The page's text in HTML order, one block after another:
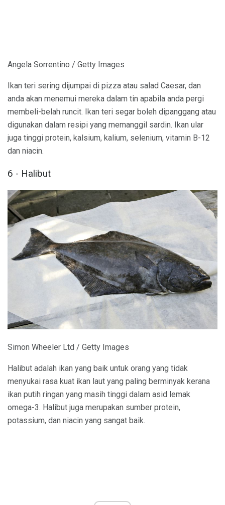
Angela Sorrentino / Getty Images
Ikan teri sering dijumpai di pizza atau salad Caesar, dan
anda akan menemui mereka dalam tin apabila anda pergi
membeli-belah runcit. Ikan teri segar boleh dipanggang atau
digunakan dalam resipi yang memanggil sardin. Ikan ular
juga tinggi protein, kalsium, kalium, selenium, vitamin B-12
dan niacin.
6 - Halibut
Simon Wheeler Ltd / Getty Images
Halibut adalah ikan yang baik untuk orang yang tidak
menyukai rasa kuat ikan laut yang paling berminyak kerana
ikan putih ringan yang masih tinggi dalam asid lemak
omega-3. Halibut juga merupakan sumber protein,
potassium, dan niacin yang sangat baik.